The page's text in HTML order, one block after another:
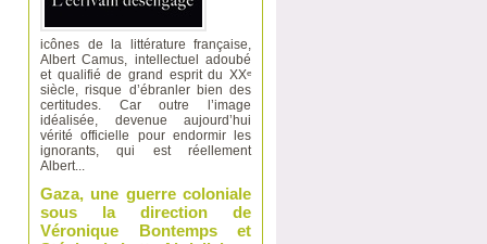
icônes de la littérature française,
Albert Camus, intellectuel adoubé
et qualifié de grand esprit du XXᵉ
siècle, risque d’ébranler bien des
certitudes. Car outre l’image
idéalisée, devenue aujourd’hui
vérité officielle pour endormir les
ignorants, qui est réellement
Albert...
Gaza, une guerre coloniale
sous la direction de
Véronique Bontemps et